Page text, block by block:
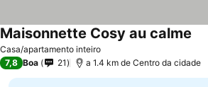
Casa/apartamento inteiro
Maisonnette Cosy au calme
7,8 Boa 21 a 1.4 km de Centro da cidade